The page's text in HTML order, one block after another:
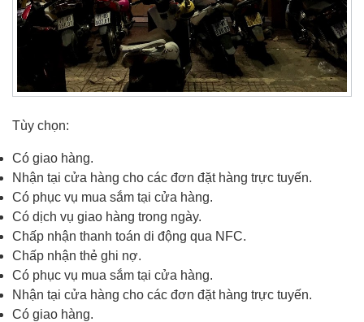
Tùy chọn:
Có giao hàng.
Nhận tại cửa hàng cho các đơn đặt hàng trực tuyến.
Có phục vụ mua sắm tại cửa hàng.
Có dịch vụ giao hàng trong ngày.
Chấp nhận thanh toán di động qua NFC.
Chấp nhận thẻ ghi nợ.
Có phục vụ mua sắm tại cửa hàng.
Nhận tại cửa hàng cho các đơn đặt hàng trực tuyến.
Có giao hàng.